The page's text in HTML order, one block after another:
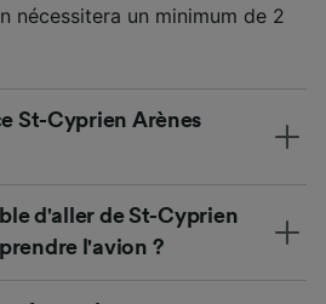
nécessitera un minimum de 2
St-Cyprien Arènes
d'aller de St-Cyprien
l'avion ?